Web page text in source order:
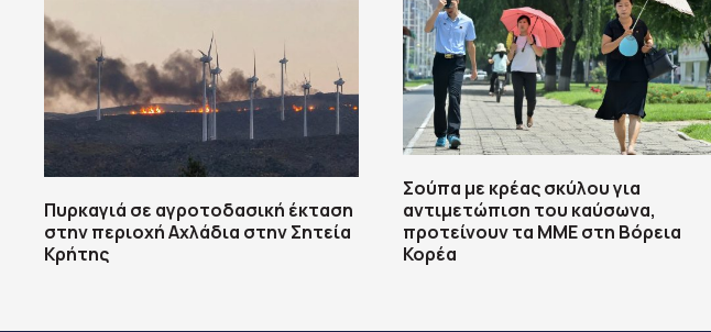
Πυρκαγιά σε αγροτοδασική έκταση
στην περιοχή Αχλάδια στην Σητεία
Κρήτης
Σούπα με κρέας σκύλου για
αντιμετώπιση του καύσωνα,
προτείνουν τα ΜΜΕ στη Βόρεια
Κορέα